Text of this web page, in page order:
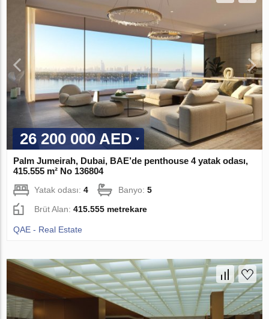
26 200 000 AED
Palm Jumeirah, Dubai, BAE’de penthouse 4 yatak odası,
415.555 m² No 136804
Yatak odası:4 Banyo:5
Brüt Alan:415.555 metrekare
QAE - Real Estate